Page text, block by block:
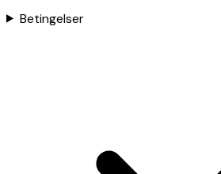
Betingelser